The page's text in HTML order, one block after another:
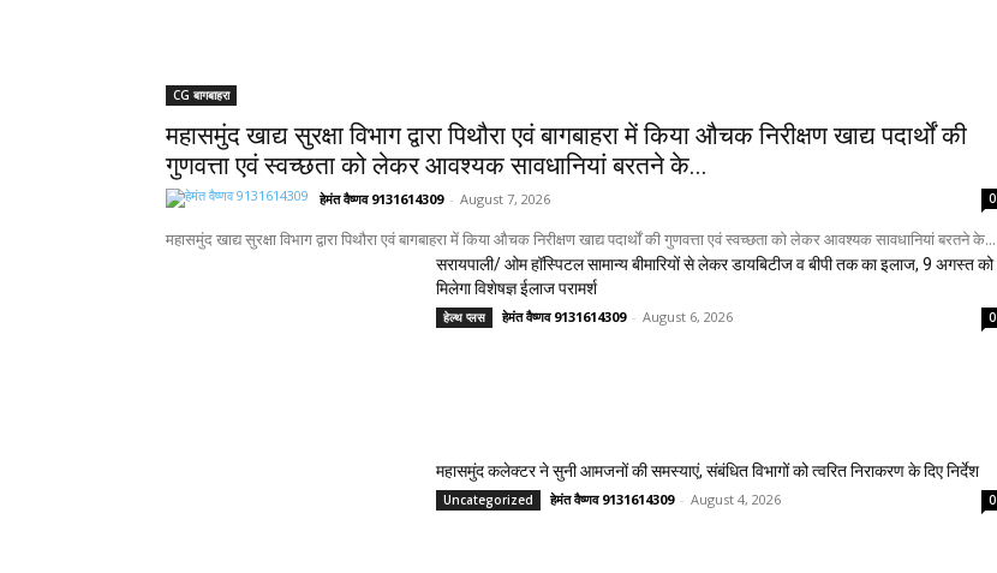
CG बागबाहरा
महासमुंद खाद्य सुरक्षा विभाग द्वारा पिथौरा एवं बागबाहरा में किया औचक निरीक्षण खाद्य पदार्थों की
गुणवत्ता एवं स्वच्छता को लेकर आवश्यक सावधानियां बरतने के...
हेमंत वैष्णव 9131614309 - August 7, 2026 0
महासमुंद खाद्य सुरक्षा विभाग द्वारा पिथौरा एवं बागबाहरा में किया औचक निरीक्षण खाद्य पदार्थों की गुणवत्ता एवं स्वच्छता को लेकर आवश्यक सावधानियां बरतने के...
सरायपाली/ ओम हॉस्पिटल सामान्य बीमारियों से लेकर डायबिटीज व बीपी तक का इलाज, 9 अगस्त को
मिलेगा विशेषज्ञ ईलाज परामर्श
हेल्थ प्लस हेमंत वैष्णव 9131614309 - August 6, 2026 0
महासमुंद कलेक्टर ने सुनी आमजनों की समस्याएं, संबंधित विभागों को त्वरित निराकरण के दिए निर्देश
Uncategorized हेमंत वैष्णव 9131614309 - August 4, 2026 0